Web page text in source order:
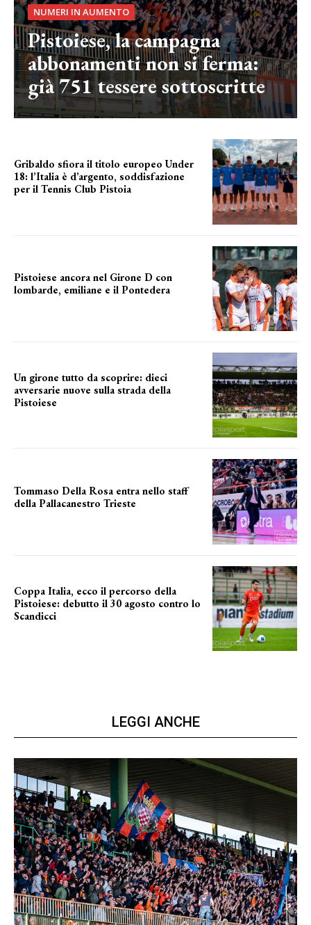
NUMERI IN AUMENTO
Pistoiese, la campagna
abbonamenti non si ferma:
già 751 tessere sottoscritte
Gribaldo sfiora il titolo europeo Under
18: l’Italia è d’argento, soddisfazione
per il Tennis Club Pistoia
Pistoiese ancora nel Girone D con
lombarde, emiliane e il Pontedera
Un girone tutto da scoprire: dieci
avversarie nuove sulla strada della
Pistoiese
Tommaso Della Rosa entra nello staff
della Pallacanestro Trieste
Coppa Italia, ecco il percorso della
Pistoiese: debutto il 30 agosto contro lo
Scandicci
LEGGI ANCHE